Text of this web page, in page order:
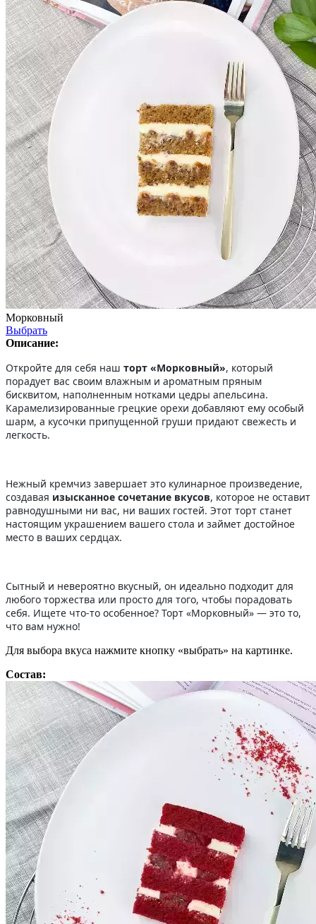
Морковный
Выбрать
Описание:
Откройте для себя наш торт «Морковный», который
порадует вас своим влажным и ароматным пряным
бисквитом, наполненным нотками цедры апельсина.
Карамелизированные грецкие орехи добавляют ему особый
шарм, а кусочки припущенной груши придают свежесть и
легкость.
Нежный кремчиз завершает это кулинарное произведение,
создавая изысканное сочетание вкусов, которое не оставит
равнодушными ни вас, ни ваших гостей. Этот торт станет
настоящим украшением вашего стола и займет достойное
место в ваших сердцах.
Сытный и невероятно вкусный, он идеально подходит для
любого торжества или просто для того, чтобы порадовать
себя. Ищете что-то особенное? Торт «Морковный» — это то,
что вам нужно!
Для выбора вкуса нажмите кнопку «выбрать» на картинке.
Состав: